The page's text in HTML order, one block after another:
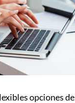
opciones de